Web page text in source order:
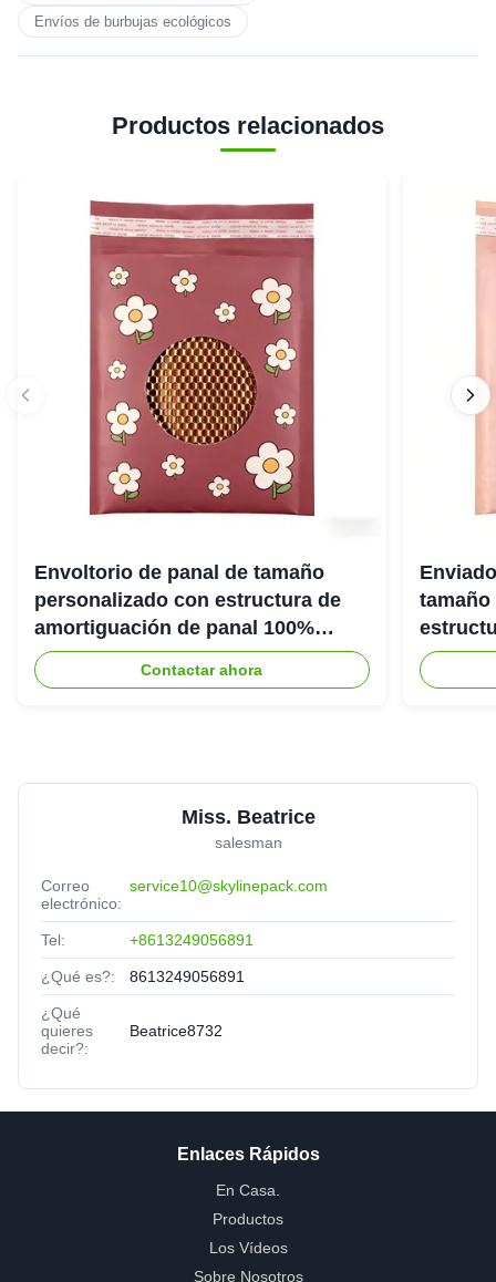
Envíos de burbujas ecológicos
Productos relacionados
Envoltorio de panal de tamaño
personalizado con estructura de
amortiguación de panal 100%
reciclable para embalaje protector
ecológico
Contactar ahora
panal
Miss. Beatrice
salesman
Correo
electrónico:
service10@skylinepack.com
Tel: +8613249056891
¿Qué es?: 8613249056891
¿Qué
quieres
decir?:
Beatrice8732
Enlaces Rápidos
En Casa.
Productos
Los Vídeos
Sobre Nosotros